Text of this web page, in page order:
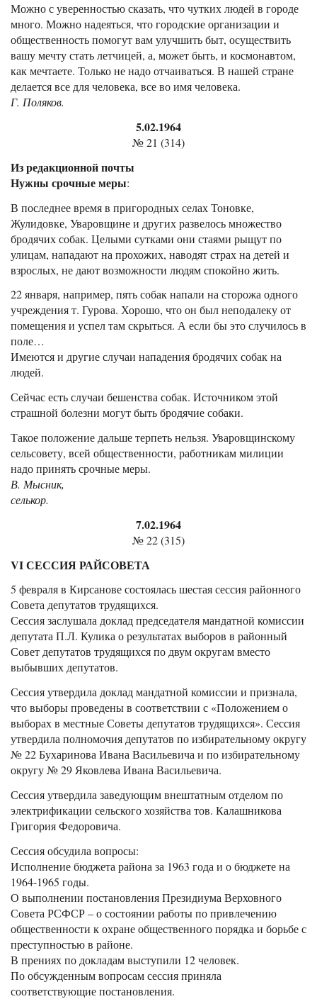
Можно с уверенностью сказать, что чутких людей в городе
много. Можно надеяться, что городские организации и
общественность помогут вам улучшить быт, осуществить
вашу мечту стать летчицей, а, может быть, и космонавтом,
как мечтаете. Только не надо отчаиваться. В нашей стране
делается все для человека, все во имя человека.
Г. Поляков.
5.02.1964
№ 21 (314)
Из редакционной почты
Нужны срочные меры:
В последнее время в пригородных селах Тоновке,
Жулидовке, Уваровщине и других развелось множество
бродячих собак. Целыми сутками они стаями рыщут по
улицам, нападают на прохожих, наводят страх на детей и
взрослых, не дают возможности людям спокойно жить.
22 января, например, пять собак напали на сторожа одного
учреждения т. Гурова. Хорошо, что он был неподалеку от
помещения и успел там скрыться. А если бы это случилось в
поле…
Имеются и другие случаи нападения бродячих собак на
людей.
Сейчас есть случаи бешенства собак. Источником этой
страшной болезни могут быть бродячие собаки.
Такое положение дальше терпеть нельзя. Уваровщинскому
сельсовету, всей общественности, работникам милиции
надо принять срочные меры.
В. Мысник,
селькор.
7.02.1964
№ 22 (315)
VI СЕССИЯ РАЙСОВЕТА
5 февраля в Кирсанове состоялась шестая сессия районного
Совета депутатов трудящихся.
Сессия заслушала доклад председателя мандатной комиссии
депутата П.Л. Кулика о результатах выборов в районный
Совет депутатов трудящихся по двум округам вместо
выбывших депутатов.
Сессия утвердила доклад мандатной комиссии и признала,
что выборы проведены в соответствии с «Положением о
выборах в местные Советы депутатов трудящихся». Сессия
утвердила полномочия депутатов по избирательному округу
№ 22 Бухаринова Ивана Васильевича и по избирательному
округу № 29 Яковлева Ивана Васильевича.
Сессия утвердила заведующим внештатным отделом по
электрификации сельского хозяйства тов. Калашникова
Григория Федоровича.
Сессия обсудила вопросы:
Исполнение бюджета района за 1963 года и о бюджете на
1964-1965 годы.
О выполнении постановления Президиума Верховного
Совета РСФСР – о состоянии работы по привлечению
общественности к охране общественного порядка и борьбе с
преступностью в районе.
В прениях по докладам выступили 12 человек.
По обсужденным вопросам сессия приняла
соответствующие постановления.